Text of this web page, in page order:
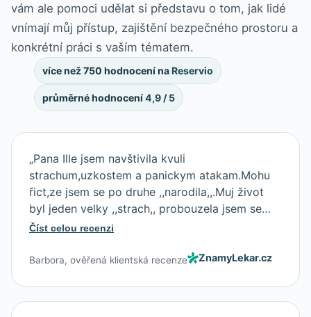
vám ale pomoci udělat si představu o tom, jak lidé
vnímají můj přístup, zajištění bezpečného prostoru a
konkrétní práci s vaším tématem.
více než 750 hodnocení na Reservio
průměrné hodnocení4,9 / 5
„Pana Ille jsem navštivila kvuli
strachum,uzkostem a panickym atakam.Mohu
řict,ze jsem se po druhe ,,narodila,,.Muj život
byl jeden velky ,,strach,, probouzela jsem se
sevřena,s uzkostmi a v nepřijemnem
jsem panikou poruchou 15 let a žila omezeny
ze všeho.Teď opět ,,žiju,,.Uzkosti,strachy,to
Číst celou recenzi
Barbora, ověřená klientská recenze ZnamyLekar.cz